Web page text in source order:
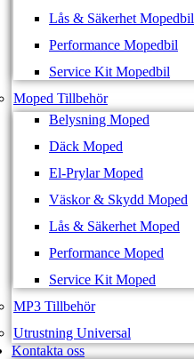
Lås & Säkerhet Mopedbil
Performance Mopedbil
Service Kit Mopedbil
Moped Tillbehör
Belysning Moped
Däck Moped
El-Prylar Moped
Väskor & Skydd Moped
Lås & Säkerhet Moped
Performance Moped
Service Kit Moped
MP3 Tillbehör
Utrustning Universal
Kontakta oss